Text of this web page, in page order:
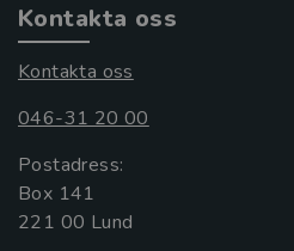
Kontakta oss
Kontakta oss
046-31 20 00
Postadress:
Box 141
221 00 Lund